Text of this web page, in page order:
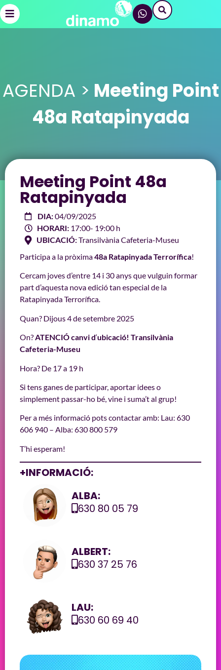
AGENDA > Meeting Point
48a Ratapinyada
Meeting Point 48a
Ratapinyada
DIA:04/09/2025
HORARI: 17:00- 19:00 h
UBICACIÓ:Transilvània Cafeteria-Museu
Participa a la pròxima48a Ratapinyada Terrorífica!
Cercam joves d’entre 14 i 30 anys que vulguin formar
part d’aquesta nova edició tan especial de la
Ratapinyada Terrorífica.
Quan? Dijous 4 de setembre 2025
On?ATENCIÓ canvi d‘ubicació! Transilvània
Cafeteria-Museu
Hora? De 17 a 19 h
Si tens ganes de participar, aportar idees o
simplement passar-ho bé, vine i suma’t al grup!
Per a més informació pots contactar amb: Lau: 630
606 940 – Alba: 630 800 579
T’hi esperam!
+INFORMACIÓ:
ALBA:
630 80 05 79
ALBERT:
630 37 25 76
LAU:
630 60 69 40